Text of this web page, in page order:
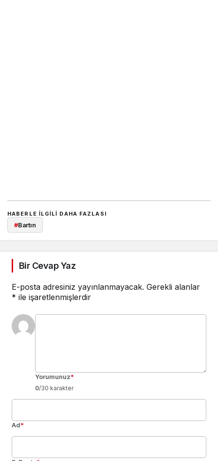
HABERLE ILGILI DAHA FAZLASI
#Bartın
Bir Cevap Yaz
E-posta adresiniz yayınlanmayacak. Gerekli alanlar
* ile işaretlenmişlerdir
Yorumunuz*
0/30 karakter
Ad*